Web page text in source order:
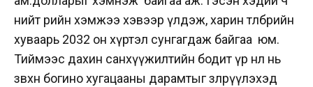
нийт өрийн хэмжээ хэвээр үлдэж, харин төлбөрийн
хуваарь 2032 он хүртэл сунгагдаж байгаа юм.
Тиймээс дахин санхүүжилтийн бодит үр нөлөө нь
зөвхөн богино хугацааны дарамтыг зөөлрүүлэхэд